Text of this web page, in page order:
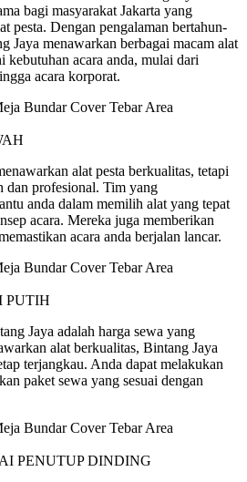
bagi masyarakat Jakarta yang
pesta. Dengan pengalaman bertahun-
Jaya menawarkan berbagai macam alat
kebutuhan acara anda, mulai dari
acara korporat.
alat pesta berkualitas, tetapi
dan profesional. Tim yang
anda dalam memilih alat yang tepat
acara. Mereka juga memberikan
acara anda berjalan lancar.
PUTIH
Jaya adalah harga sewa yang
alat berkualitas, Bintang Jaya
terjangkau. Anda dapat melakukan
paket sewa yang sesuai dengan
PENUTUP DINDING